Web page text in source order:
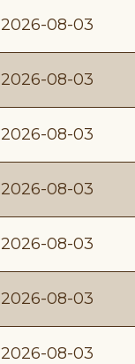
2026-08-03
2026-08-03
2026-08-03
2026-08-03
2026-08-03
2026-08-03
2026-08-03